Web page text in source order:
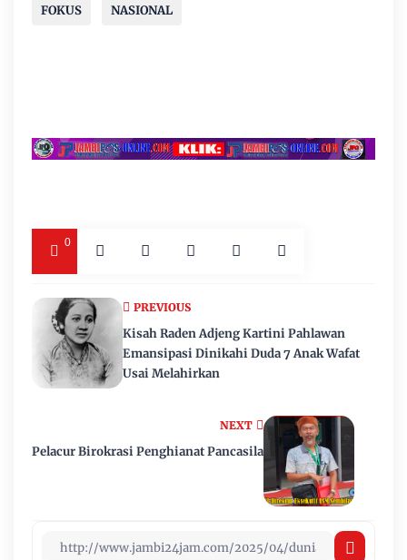
FOKUS NASIONAL
0
NEXT
Pelacur Birokrasi Penghianat Pancasila
PREVIOUS
Kisah Raden Adjeng Kartini Pahlawan
Emansipasi Dinikahi Duda 7 Anak Wafat
Usai Melahirkan